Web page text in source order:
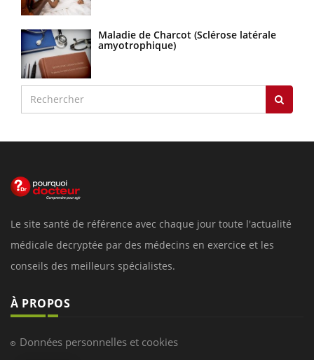
Maladie de Charcot (Sclérose latérale
amyotrophique)
Le site santé de référence avec chaque jour toute l'actualité
médicale decryptée par des médecins en exercice et les
conseils des meilleurs spécialistes.
À PROPOS
Données personnelles et cookies